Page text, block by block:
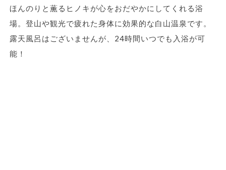
ほんのりと薫るヒノキが心をおだやかにしてくれる浴
場。登山や観光で疲れた身体に効果的な白山温泉です。
露天風呂はございませんが、24時間いつでも入浴が可
能！